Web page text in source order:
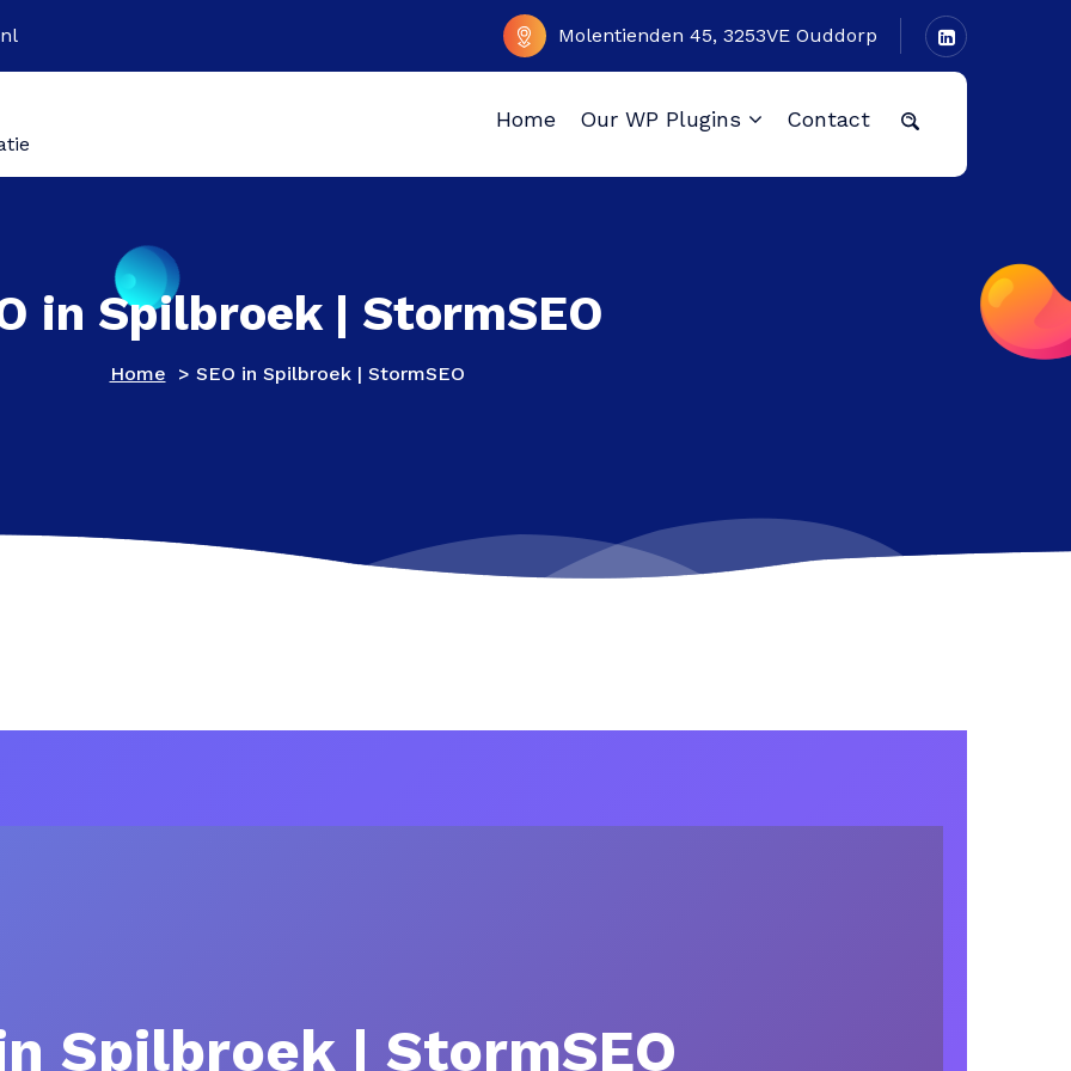
Molentienden 45, 3253VE Ouddorp
Home Our WP Plugins Contact
in Spilbroek | StormSEO
Home > SEO in Spilbroek | StormSEO
Spilbroek | StormSEO